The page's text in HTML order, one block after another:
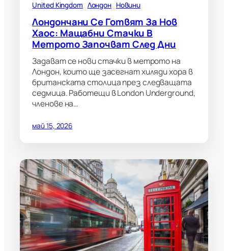
United Kingdom Лондон Новини
Лондончани Се Готвят За Нов
Хаос: Мащабни Стачки В
Метрото Започват След Дни
Задават се нови стачки в метрото на
Лондон, които ще засегнат хиляди хора в
британската столица през следващата
седмица. Работещи в London Underground,
членове на…
май 15, 2026